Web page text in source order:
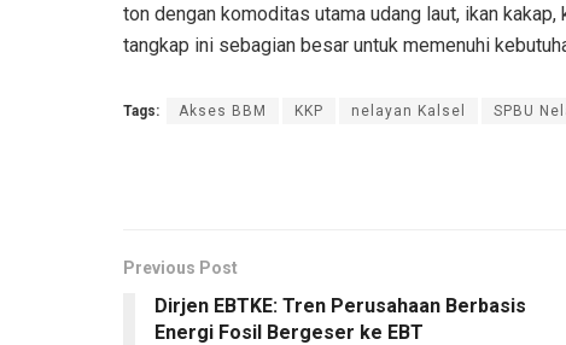
ton dengan komoditas utama udang laut, ikan
tangkap ini sebagian besar untuk memenuhi
Tags: Akses BBM KKP nelayan Kalsel SPBU
Previous Post
Dirjen EBTKE: Tren Perusahaan Berbasis
Energi Fosil Bergeser ke EBT